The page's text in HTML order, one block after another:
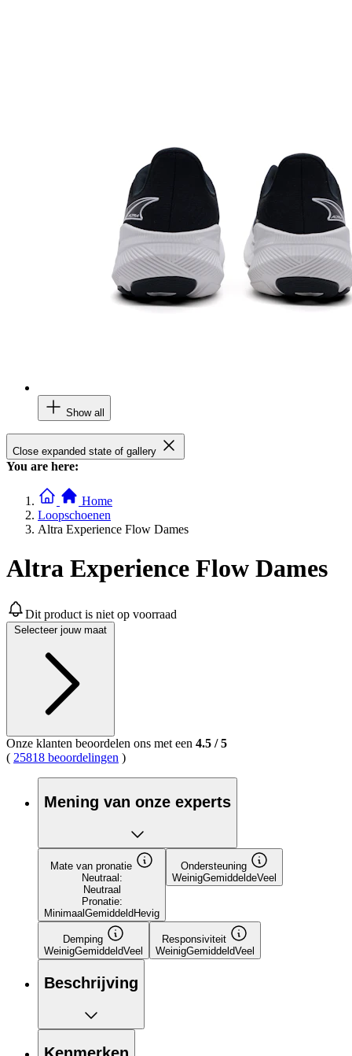
Show all
Close expanded state of gallery
You are here:
Home
Loopschoenen
Altra Experience Flow Dames
Altra Experience Flow Dames
Dit product is niet op voorraad
Selecteer jouw maat
Onze klanten beoordelen ons met een 4.5 /5
( 25818 beoordelingen )
Mening van onze experts
Mate van pronatie
Neutraal:
Neutraal
Pronatie:
MinimaalGemiddeldHevig
Ondersteuning
WeinigGemiddeldeVeel
Demping
WeinigGemiddeldVeel
Responsiviteit
WeinigGemiddeldVeel
Beschrijving